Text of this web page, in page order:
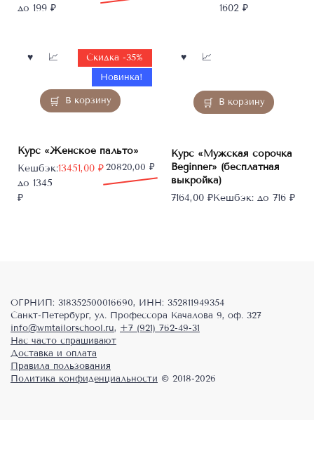
цена
цена:
до 199 ₽
1602 ₽
В корзину
Скидка -35%
Новинка!
Курс «Женское пальто»
20820,00 ₽
Первоначальная
цена
составляла
13451,00 ₽
Текущая
цена:
13451,00 ₽.
Кешбэк:
до 1345
₽
В корзину
Курс «Мужская сорочка
Beginner» (бесплатная
выкройка)
7164,00 ₽Кешбэк: до 716 ₽
ОГРНИП: 318352500016690, ИНН: 352811949354
Санкт-Петербург, ул. Профессора Качалова 9, оф. 327
info@wmtailorschool.ru, +7 (921) 762-49-31
Нас часто спрашивают
Доставка и оплата
Правила пользования
Политика конфиденциальности © 2018-2026